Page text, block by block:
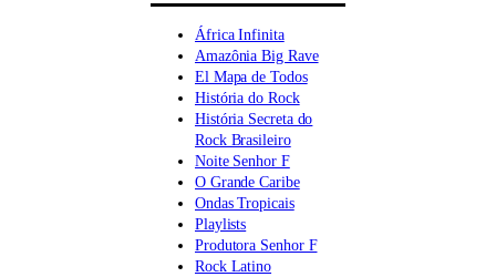
África Infinita
Amazônia Big Rave
El Mapa de Todos
História do Rock
História Secreta do
Rock Brasileiro
Noite Senhor F
O Grande Caribe
Ondas Tropicais
Playlists
Produtora Senhor F
Rock Latino